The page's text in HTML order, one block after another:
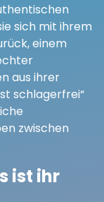
sich mit ihrem
einem
aus ihrer
schlagerfrei“
zwischen
ist ihr